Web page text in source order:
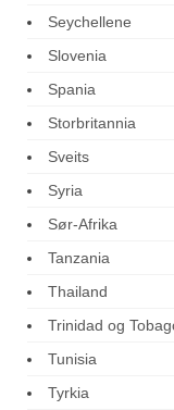
Seychellene
Slovenia
Spania
Storbritannia
Sveits
Syria
Sør-Afrika
Tanzania
Thailand
Trinidad og
Tunisia
Tyrkia